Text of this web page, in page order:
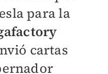
para la
cartas